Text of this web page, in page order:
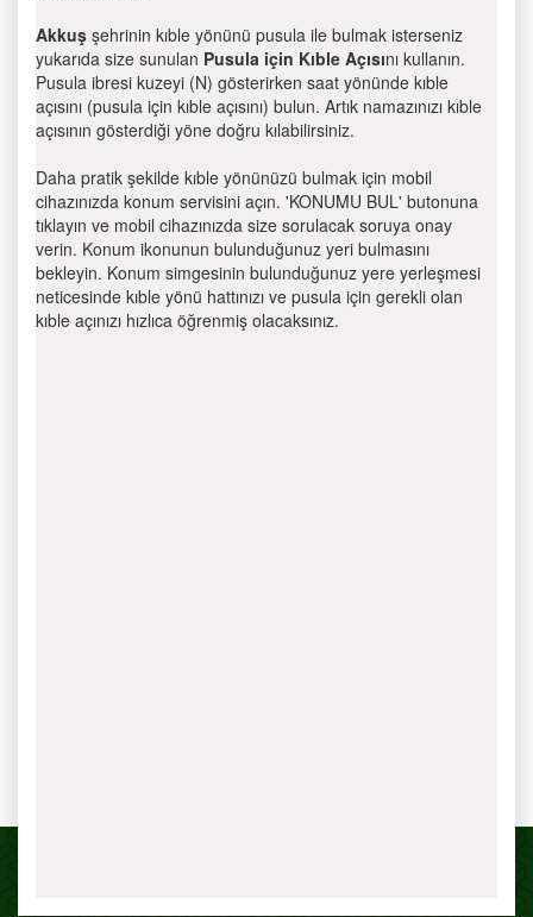
Akkuş şehrinin kıble yönünü pusula ile bulmak isterseniz
yukarıda size sunulan Pusula için Kıble Açısını kullanın.
Pusula ibresi kuzeyi (N) gösterirken saat yönünde kıble
açısını (pusula için kıble açısını) bulun. Artık namazınızı kıble
açısının gösterdiği yöne doğru kılabilirsiniz.
Daha pratik şekilde kıble yönünüzü bulmak için mobil
cihazınızda konum servisini açın. 'KONUMU BUL' butonuna
tıklayın ve mobil cihazınızda size sorulacak soruya onay
verin. Konum ikonunun bulunduğunuz yeri bulmasını
bekleyin. Konum simgesinin bulunduğunuz yere yerleşmesi
neticesinde kıble yönü hattınızı ve pusula için gerekli olan
kıble açınızı hızlıca öğrenmiş olacaksınız.